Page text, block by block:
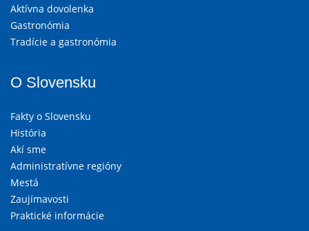
Aktívna dovolenka
Gastronómia
Tradície a gastronómia
O Slovensku
Fakty o Slovensku
História
Akí sme
Administratívne regióny
Mestá
Zaujímavosti
Praktické informácie